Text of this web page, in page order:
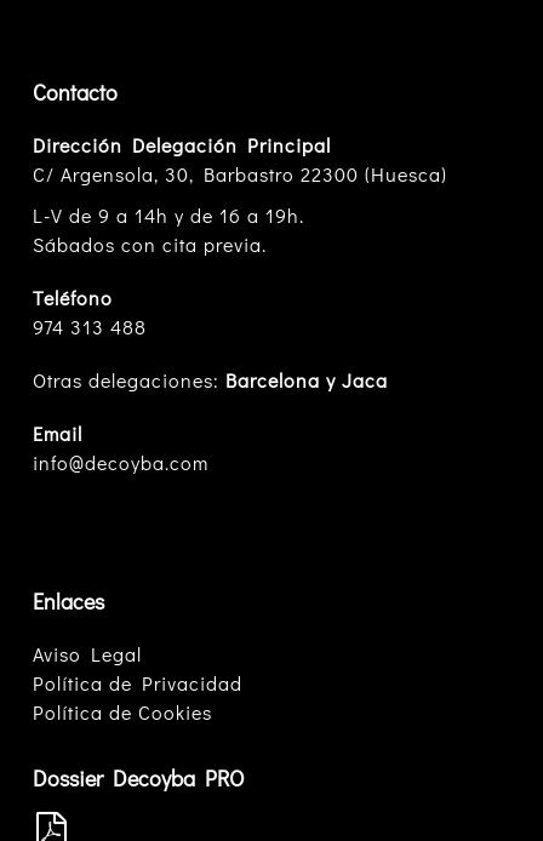
Contacto
Dirección Delegación Principal
C/ Argensola, 30, Barbastro 22300 (Huesca)
L-V de 9 a 14h y de 16 a 19h.
Sábados con cita previa.
Teléfono
974 313 488
Otras delegaciones: Barcelona y Jaca
Email
info@decoyba.com
Enlaces
Aviso Legal
Política de Privacidad
Política de Cookies
Dossier Decoyba PRO